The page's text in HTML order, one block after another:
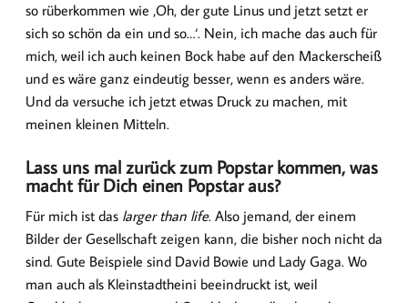
so rüberkommen wie ‚Oh, der gute Linus und jetzt setzt er
sich so schön da ein und so…‘. Nein, ich mache das auch für
mich, weil ich auch keinen Bock habe auf den Mackerscheiß
und es wäre ganz eindeutig besser, wenn es anders wäre.
Und da versuche ich jetzt etwas Druck zu machen, mit
meinen kleinen Mitteln.
Lass uns mal zurück zum Popstar kommen, was
macht für Dich einen Popstar aus?
Für mich ist das larger than life. Also jemand, der einem
Bilder der Gesellschaft zeigen kann, die bisher noch nicht da
sind. Gute Beispiele sind David Bowie und Lady Gaga. Wo
man auch als Kleinstadtheini beeindruckt ist, weil